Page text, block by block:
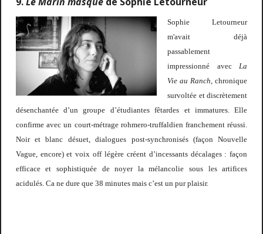
Sophie Letourneur
m'avait déjà
passablement
impressionné avec La
Vie au Ranch , chronique
survoltée et discrètement
désenchantée d’un groupe d’étudiantes fêtardes et immatures. Elle
confirme avec un court-métrage rohmero-truffaldien franchement réussi.
Noir et blanc désuet, dialogues post-synchronisés (façon Nouvelle
Vague, encore) et voix off légère créent d’incessants décalages : façon
efficace et sophistiquée de noyer la mélancolie sous les artifices
acidulés. Ca ne dure que 38 minutes mais c’est un pur plaisir.